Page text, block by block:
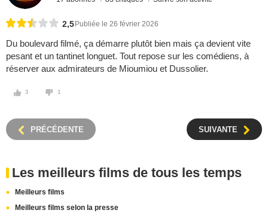
2,5 Publiée le 26 février 2026
Du boulevard filmé, ça démarre plutôt bien mais ça devient vite
pesant et un tantinet longuet. Tout repose sur les comédiens, à
réserver aux admirateurs de Mioumiou et Dussolier.
3 1
PRÉCÉDENTE SUIVANTE
Les meilleurs films de tous les temps
Meilleurs films
Meilleurs films selon la presse